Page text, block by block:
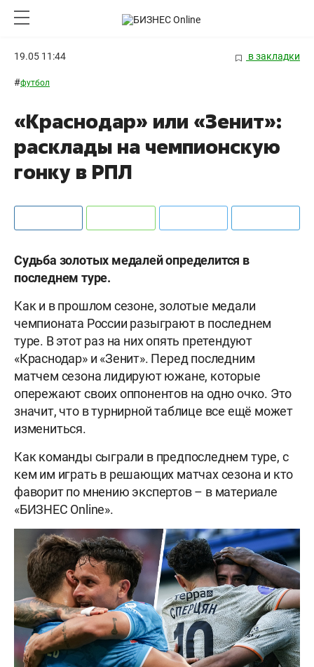
19.05 11:44 в закладки
#футбол
«Краснодар» или «Зенит»:
расклады на чемпионскую
гонку в РПЛ
Судьба золотых медалей определится в
последнем туре.
Как и в прошлом сезоне, золотые медали
чемпионата России разыграют в последнем
туре. В этот раз на них опять претендуют
«Краснодар» и «Зенит». Перед последним
матчем сезона лидируют южане, которые
опережают своих оппонентов на одно очко. Это
значит, что в турнирной таблице все ещё может
измениться.
Как команды сыграли в предпоследнем туре, с
кем им играть в решающих матчах сезона и кто
фаворит по мнению экспертов – в материале
«БИЗНЕС Online».